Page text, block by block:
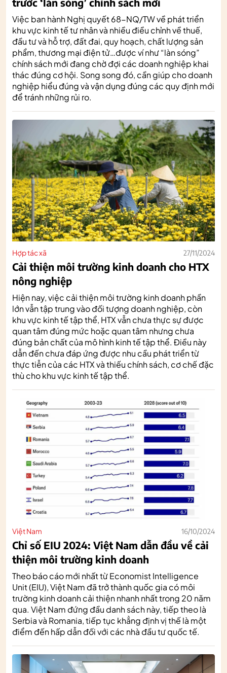
Việc ban hành Nghị quyết 68-NQ/TW về phát triển
khu vực kinh tế tư nhân và nhiều điều chỉnh về thuế,
đầu tư và hỗ trợ, đất đai, quy hoạch, chất lượng sản
phẩm, thương mại điện tử…được ví như “làn sóng”
chính sách mới đang chờ đợi các doanh nghiệp khai
thác đúng cơ hội. Song song đó, cần giúp cho doanh
nghiệp hiểu đúng và vận dụng đúng các quy định mới
để tránh những rủi ro.
Hợp tác xã 27/11/2024
Cải thiện môi trường kinh doanh cho HTX
nông nghiệp
Hiện nay, việc cải thiện môi trường kinh doanh phần
lớn vẫn tập trung vào đối tượng doanh nghiệp, còn
khu vực kinh tế tập thể, HTX vẫn chưa thực sự được
quan tâm đúng mức hoặc quan tâm nhưng chưa
đúng bản chất của mô hình kinh tế tập thể. Điều này
dẫn đến chưa đáp ứng được nhu cầu phát triển từ
thực tiễn của các HTX và thiếu chính sách, cơ chế đặc
thù cho khu vực kinh tế tập thể.
Việt Nam 16/10/2024
Chỉ số EIU 2024: Việt Nam dẫn đầu về cải
thiện môi trường kinh doanh
Theo báo cáo mới nhất từ Economist Intelligence
Unit (EIU), Việt Nam đã trở thành quốc gia có môi
trường kinh doanh cải thiện nhanh nhất trong 20 năm
qua. Việt Nam đứng đầu danh sách này, tiếp theo là
Serbia và Romania, tiếp tục khẳng định vị thế là một
điểm đến hấp dẫn đối với các nhà đầu tư quốc tế.